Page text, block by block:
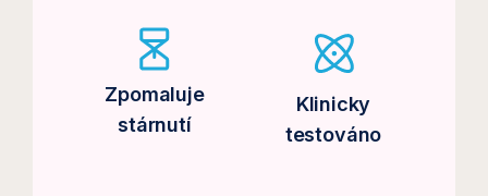
Zpomaluje
stárnutí
Klinicky
testováno